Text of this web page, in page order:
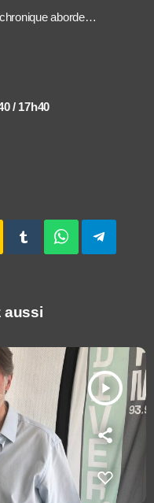
aborde…
/ 17h40
aussi
play_arrow